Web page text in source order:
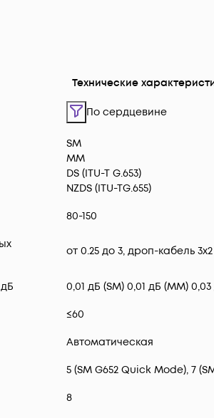
Технические
По сердцевине
SM
ММ
DS (ITU-T G.653)
NZDS (ITU-TG.655)
80-150
от 0.25 до 3, дроп-кабель 3х2
0,01 дБ (SM) 0,01 дБ (MM) 0,03
≤60
Автоматическая
5 (SM G652 Quick Mode), 7
8